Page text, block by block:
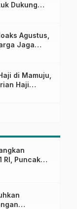
Dukung
di
Agustus,
Jaga
di Mamuju,
Haji
RI, Puncak